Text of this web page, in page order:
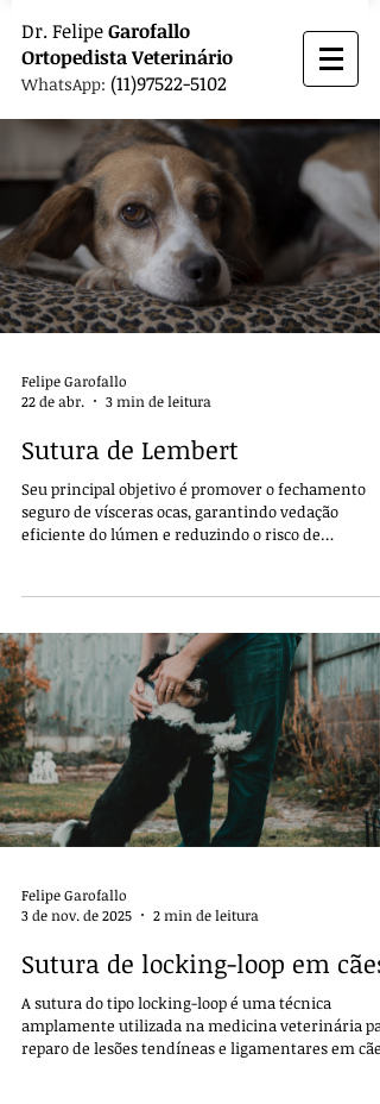
Dr. FelipeGarofallo
OrtopedistaVeterinário
WhatsApp: (11)97522-5102
Felipe Garofallo
22 de abr.
3 min de leitura
Sutura de Lembert
Seu principal objetivo é promover o fechamento
seguro de vísceras ocas, garantindo vedação
eficiente do lúmen e reduzindo o risco de
séptica. Trata-se de uma sutura seromuscular, ou
integridade da mucosa e minimizando a
contaminação.
Felipe Garofallo
3 de nov. de 2025
2 min de leitura
Sutura de locking-loop em cães
A sutura do tipo locking-loop é uma técnica
amplamente utilizada na medicina veterinária
reparo de lesões tendíneas e ligamentares em